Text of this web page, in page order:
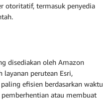
otoritatif, termasuk penyedia
disediakan oleh Amazon
layanan perutean Esri,
efisien berdasarkan waktu
atau membuat